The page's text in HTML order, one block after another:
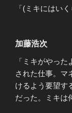
「(ミキにはい
加藤浩次
「ミキがやっ
された仕事。マ
けるよう要望す
だった。ミキは